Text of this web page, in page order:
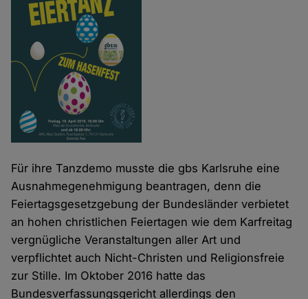
Für ihre Tanzdemo musste die gbs Karlsruhe eine
Ausnahmegenehmigung beantragen, denn die
Feiertagsgesetzgebung der Bundesländer verbietet
an hohen christlichen Feiertagen wie dem Karfreitag
vergnügliche Veranstaltungen aller Art und
verpflichtet auch Nicht-Christen und Religionsfreie
zur Stille. Im Oktober 2016 hatte das
Bundesverfassungsgericht allerdings den